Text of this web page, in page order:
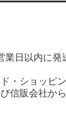
日以内に発
・ショッピ
信販会社か